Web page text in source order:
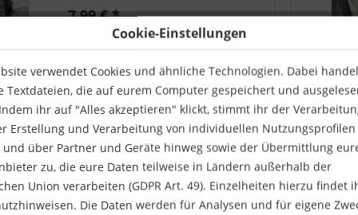
Cookie-Einstellungen
verwendet Cookies und ähnliche Technologien. Dabei
Textdateien, die auf eurem Computer gespeichert und
ihr auf "Alles akzeptieren" klickt, stimmt ihr der
Erstellung und Verarbeitung von individuellen
und über Partner und Geräte hinweg sowie der Übermittlung
zu, die eure Daten teilweise in Ländern außerhalb der
Union verarbeiten (GDPR Art. 49). Einzelheiten hierzu findet
Die Daten werden für Analysen und für eigene
er nach einem Restaurantbesuch
zu seiner Burg Juval zurückkehrt
und vor verschlossenen Türen
steht. Kurzerhand...
7,99 € *
Merken
Spurwechsel
Deutschland beschreitet in der
Flüchtlingspolitik in Europa einen
Sonderweg. Unter dem Banner
humanitärer Hilfe werden
Flüchtlinge ohne Begrenzung ins
Land gelassen und finanziell
versorgt. Bleibeberechtigten
Flüchtlingen wird...
18,00 € *
Merken
NEU